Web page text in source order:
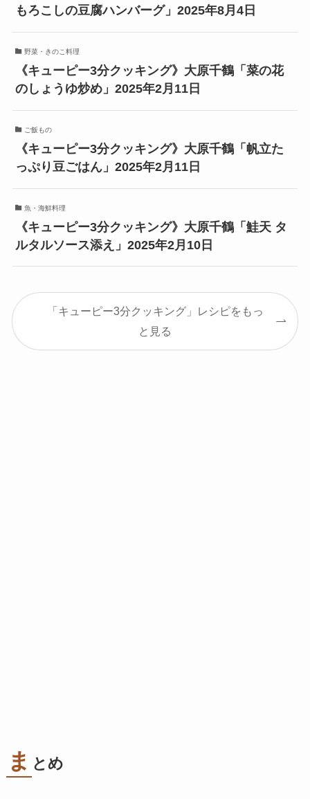
もろこしの豆腐ハンバーグ」2025年8月4日
野菜・きのこ料理
《キューピー3分クッキング》大原千鶴「菜の花
のしょうゆ炒め」2025年2月11日
ご飯もの
《キューピー3分クッキング》大原千鶴「帆立た
っぷり豆ごはん」2025年2月11日
魚・海鮮料理
《キューピー3分クッキング》大原千鶴「鮭天 タ
ルタルソース添え」2025年2月10日
「キューピー3分クッキング」レシピをもっ
と見る
ま とめ